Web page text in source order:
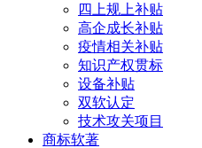
四上规上补贴
高企成长补贴
疫情相关补贴
知识产权贯标
设备补贴
双软认定
技术攻关项目
商标软著